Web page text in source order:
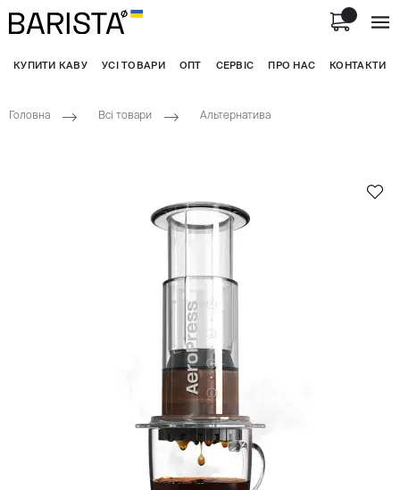
КУПИТИ КАВУ УСІ ТОВАРИ ОПТ СЕРВІС ПРО НАС КОНТАКТИ
Головна Всі товари Альтернатива